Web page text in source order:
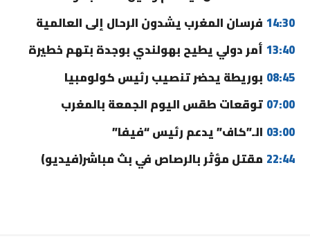
14:30 فرسان المغرب يشدون الرحال إلى العالمية
13:40 أمر دولي يطيح بهولندي بوجدة بتهم خطيرة
08:45 بوريطة يحضر تنصيب رئيس كولومبيا
07:00 توقعات طقس اليوم الجمعة بالمغرب
03:00 الـ”كاف” يدعم رئيس “فيفا”
22:44 مقتل مؤثر بالرصاص في بث مباشر(فيديو)